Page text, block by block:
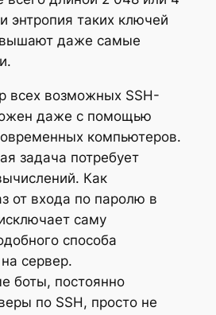
энтропия таких ключей
даже самые
всех возможных SSH-
даже с помощью
компьютеров.
задача потребует
Как
от входа по паролю в
саму
способа
сервер.
боты, постоянно
по SSH, просто не